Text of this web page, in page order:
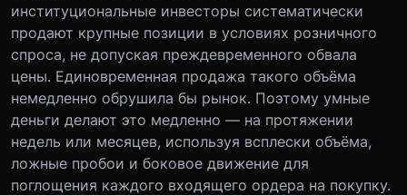
институциональные инвесторы систематически
продают крупные позиции в условиях розничного
спроса, не допуская преждевременного обвала
цены. Единовременная продажа такого объёма
немедленно обрушила бы рынок. Поэтому умные
деньги делают это медленно — на протяжении
недель или месяцев, используя всплески объёма,
ложные пробои и боковое движение для
поглощения каждого входящего ордера на покупку.